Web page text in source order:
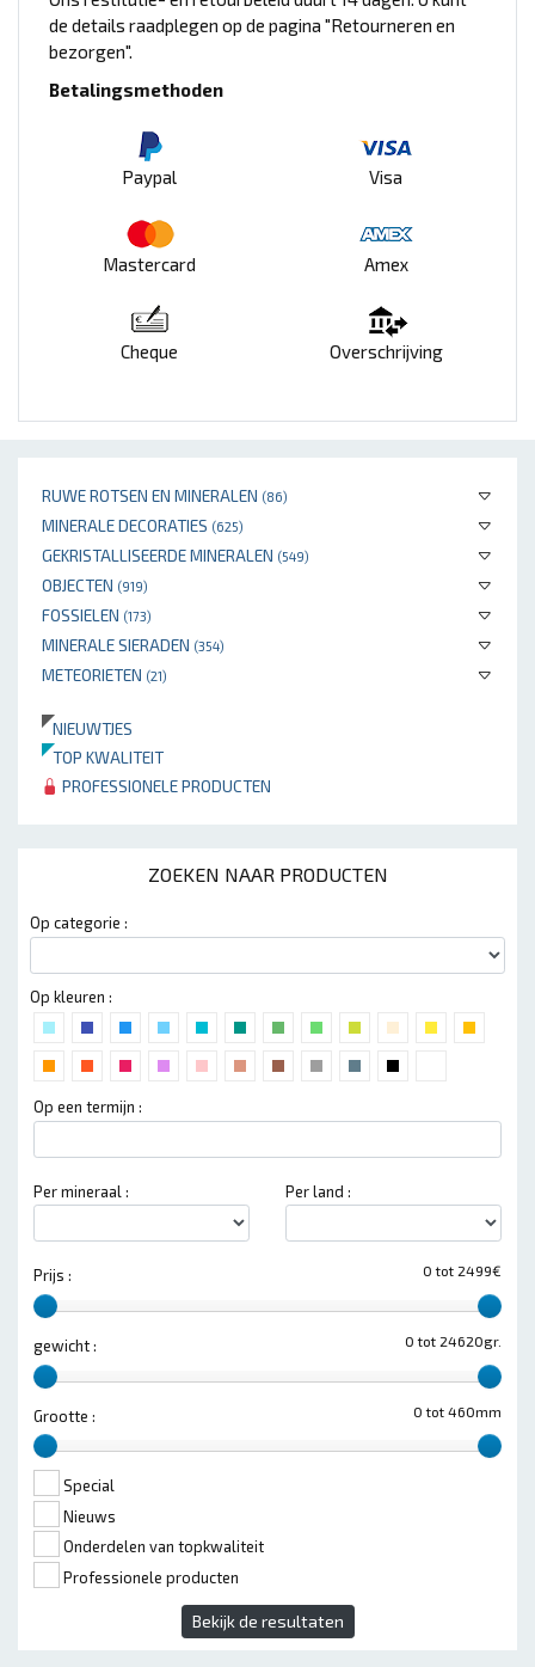
RUWE ROTSEN EN MINERALEN (86)
MINERALE DECORATIES (625)
GEKRISTALLISEERDE MINERALEN (549)
OBJECTEN (919)
FOSSIELEN (173)
MINERALE SIERADEN (354)
METEORIETEN (21)
NIEUWTJES
TOP KWALITEIT
PROFESSIONELE PRODUCTEN
ZOEKEN NAAR PRODUCTEN
Op categorie :
Op kleuren :
Op een termijn :
Per mineraal : Per land :
0 tot 2499€
Prijs :
0 tot 24620gr.
gewicht :
0 tot 460mm
Grootte :
Special
Nieuws
Onderdelen van topkwaliteit
Professionele producten
Bekijk de resultaten
de details raadplegen op de pagina "Retourneren en
bezorgen".
Betalingsmethoden
Paypal Visa
Mastercard Amex
Cheque Overschrijving